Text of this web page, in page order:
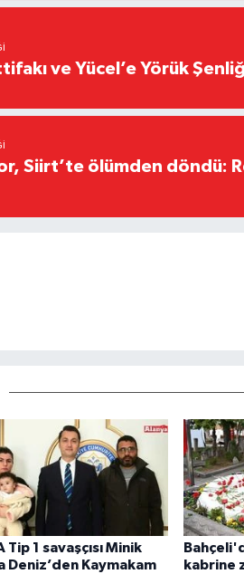
ve Yücel’e Yörük
Siirt’te ölümden döndü:
Tip 1 savaşçısı Minik
Deniz’den Kaymakam
kabrine